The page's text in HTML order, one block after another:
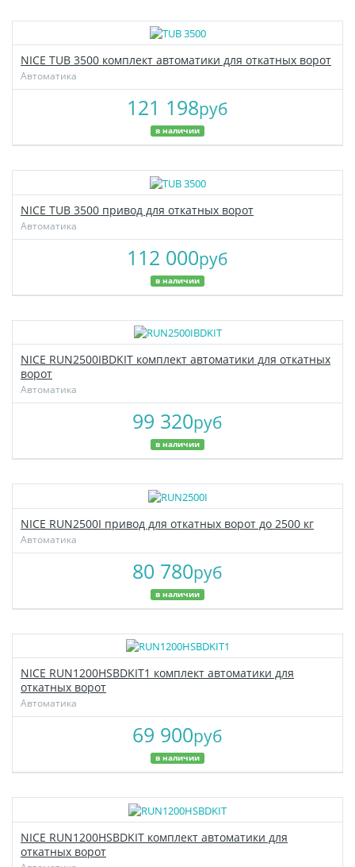
NICE TUB 3500 комплект автоматики для откатных ворот
Автоматика
121 198руб
в наличии
NICE TUB 3500 привод для откатных ворот
Автоматика
112 000руб
в наличии
NICE RUN2500IBDKIT комплект автоматики для откатных
ворот
Автоматика
99 320руб
в наличии
NICE RUN2500I привод для откатных ворот до 2500 кг
Автоматика
80 780руб
в наличии
NICE RUN1200HSBDKIT1 комплект автоматики для
откатных ворот
Автоматика
69 900руб
в наличии
NICE RUN1200HSBDKIT комплект автоматики для
откатных ворот